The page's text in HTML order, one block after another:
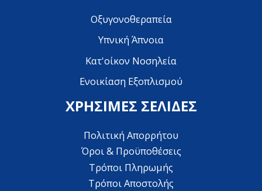
Οξυγονοθεραπεία
Υπνική Άπνοια
Κατ'οίκον Νοσηλεία
Ενοικίαση Εξοπλισμού
ΧΡΗΣΙΜΕΣ ΣΕΛΙΔΕΣ
Πολιτική Απορρήτου
Όροι & Προϋποθέσεις
Τρόποι Πληρωμής
Τρόποι Αποστολής